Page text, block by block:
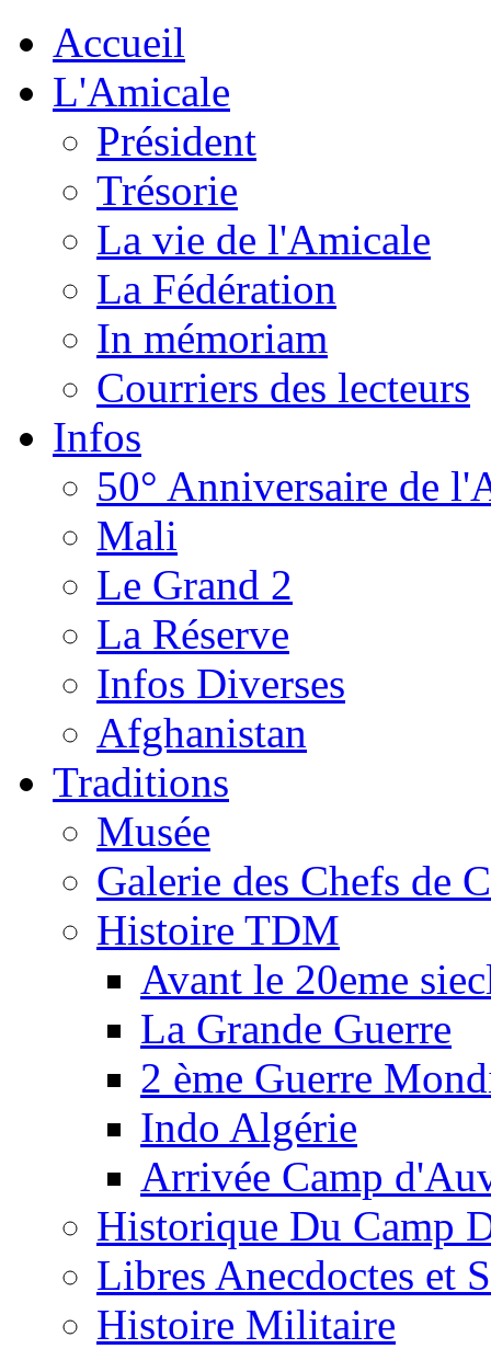
Accueil
L'Amicale
Président
Trésorie
La vie de l'Amicale
La Fédération
In mémoriam
Courriers des lecteurs
Infos
50° Anniversaire de
Mali
Le Grand 2
La Réserve
Infos Diverses
Afghanistan
Traditions
Musée
Galerie des Chefs de
Histoire TDM
Avant le 20eme
La Grande Guerre
2 ème Guerre
Indo Algérie
Arrivée Camp
Historique Du Camp
Libres Anecdoctes et
Histoire Militaire